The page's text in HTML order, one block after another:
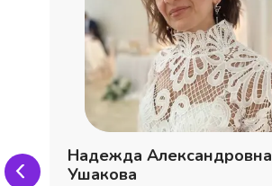
Надежда Александровна
Ушакова